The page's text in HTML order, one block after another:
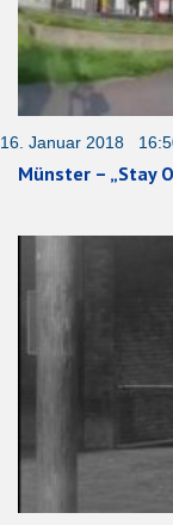
16. Januar 2018
Münster – „Stay